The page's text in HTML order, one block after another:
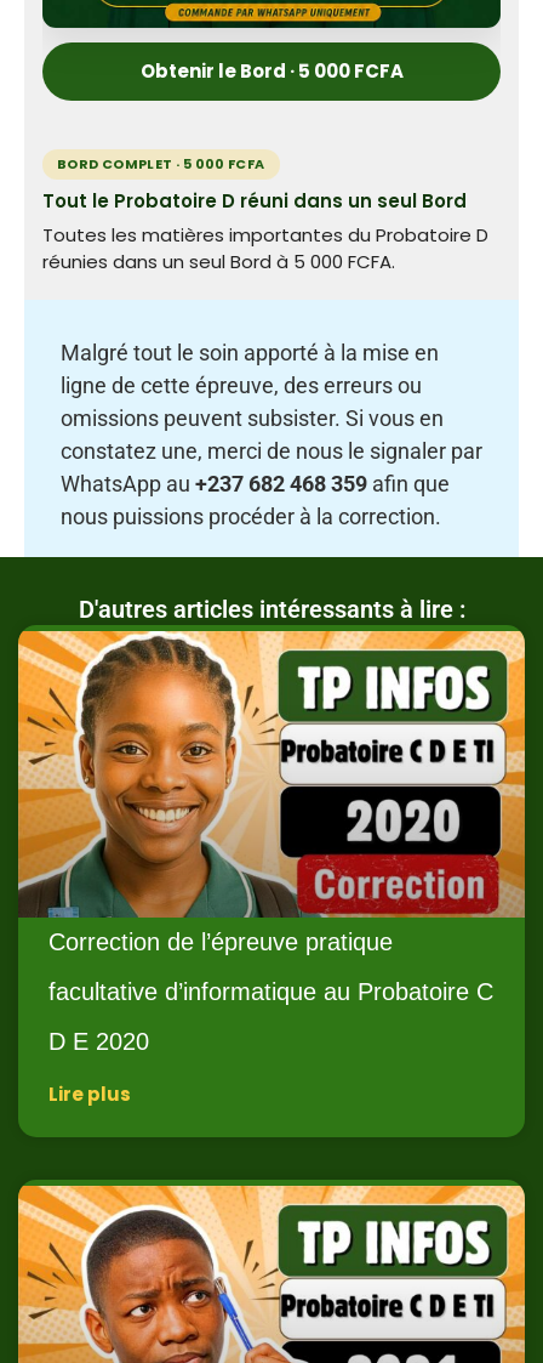
Obtenir le Bord · 5 000 FCFA
BORD COMPLET · 5 000 FCFA
Tout le Probatoire D réuni dans un seul Bord
Toutes les matières importantes du Probatoire D
réunies dans un seul Bord à 5 000 FCFA.
Malgré tout le soin apporté à la mise en
ligne de cette épreuve, des erreurs ou
omissions peuvent subsister. Si vous en
constatez une, merci de nous le signaler par
WhatsApp au +237 682 468 359 afin que
nous puissions procéder à la correction.
D'autres articles intéressants à lire :
Correction de l’épreuve pratique
facultative d’informatique au Probatoire C
D E 2020
Lire plus